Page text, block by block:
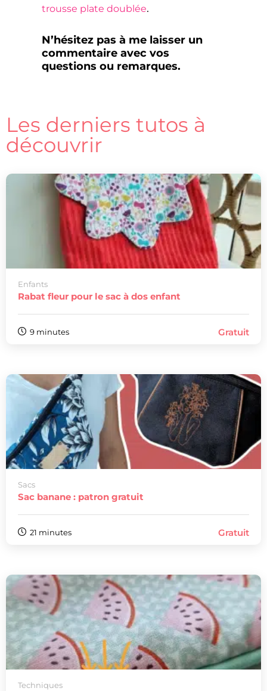
trousse plate doublée.
N’hésitez pas à me laisser un
commentaire avec vos
questions ou remarques.
Les derniers tutos à
découvrir
Enfants
Rabat fleur pour le sac à dos enfant
9 minutes Gratuit
Sacs
Sac banane : patron gratuit
21 minutes Gratuit
Techniques